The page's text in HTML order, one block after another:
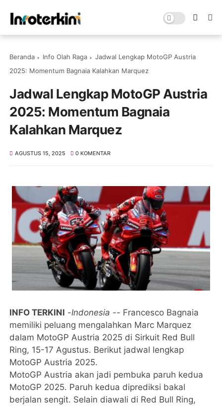
Beranda Info Olah Raga
Jadwal Lengkap MotoGP Austria
2025: Momentum Bagnaia Kalahkan Marquez
Jadwal Lengkap MotoGP Austria
2025: Momentum Bagnaia
Kalahkan Marquez
AGUSTUS 15, 2025 0 KOMENTAR
INFO TERKINI -Indonesia -- Francesco Bagnaia
memiliki peluang mengalahkan Marc Marquez
dalam MotoGP Austria 2025 di Sirkuit Red Bull
Ring, 15-17 Agustus. Berikut jadwal lengkap
MotoGP Austria 2025.
MotoGP Austria akan jadi pembuka paruh kedua
MotoGP 2025. Paruh kedua diprediksi bakal
berjalan sengit. Selain diawali di Red Bull Ring,